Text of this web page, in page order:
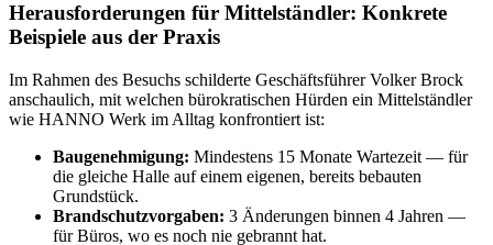
Herausforderungen für Mittelständler: Konkrete
Beispiele aus der Praxis
Im Rahmen des Besuchs schilderte Geschäftsführer Volker Brock
anschaulich, mit welchen bürokratischen Hürden ein Mittelständler
wie HANNO Werk im Alltag konfrontiert ist:
Baugenehmigung: Mindestens 15 Monate Wartezeit — für
die gleiche Halle auf einem eigenen, bereits bebauten
Grundstück.
Brandschutzvorgaben: 3 Änderungen binnen 4 Jahren —
für Büros, wo es noch nie gebrannt hat.